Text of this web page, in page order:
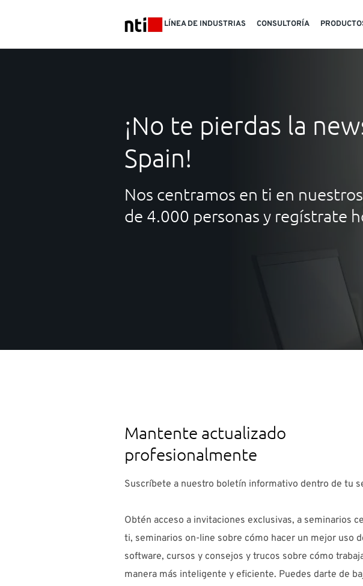
NTI logo
LÍNEA DE INDUSTRIAS CONSULTORÍA
¡No te pierdas la
Spain!
Nos centramos en ti en
de 4.000 personas y regístrate
Mantente actualizado
profesionalmente
Suscríbete a nuestro boletín informativo dentro de tu
Obtén acceso a invitaciones exclusivas, a seminarios
ti, seminarios on-line sobre cómo hacer un mejor uso
software, cursos y consejos y trucos sobre cómo
manera más inteligente y eficiente. Puedes darte de